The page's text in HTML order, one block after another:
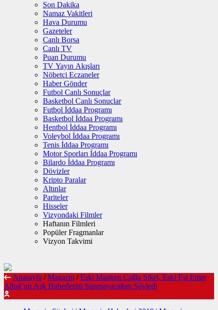
Son Dakika
Namaz Vakitleri
Hava Durumu
Gazeteler
Canlı Borsa
Canlı TV
Puan Durumu
TV Yayın Akışları
Nöbetçi Eczaneler
Haber Gönder
Futbol Canlı Sonuçlar
Basketbol Canlı Sonuçlar
Futbol İddaa Programı
Basketbol İddaa Programı
Hentbol İddaa Programı
Voleybol İddaa Programı
Tenis İddaa Programı
Motor Sporları İddaa Programı
Bilardo İddaa Programı
Dövizler
Kripto Paralar
Altınlar
Pariteler
Hisseler
Vizyondaki Filmler
Haftanın Filmleri
Popüler Fragmanlar
Vizyon Takvimi
Anasayfa / Magazin / Eski Manken Çağla Şikel, Eski Eşi Emre
Altuğ’un Aşk Haberlerini Sunmayacağını Söyledi